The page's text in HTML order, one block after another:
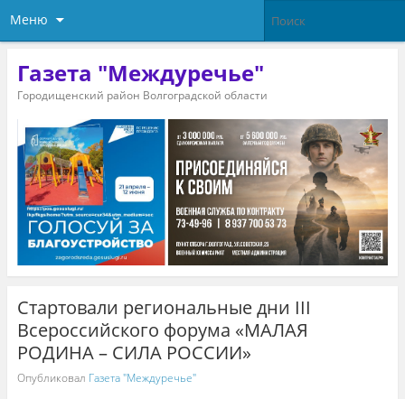
Меню
Газета "Междуречье"
Городищенский район Волгоградской области
Стартовали региональные дни III
Всероссийского форума «МАЛАЯ
РОДИНА – СИЛА РОССИИ»
Опубликовал Газета "Междуречье"